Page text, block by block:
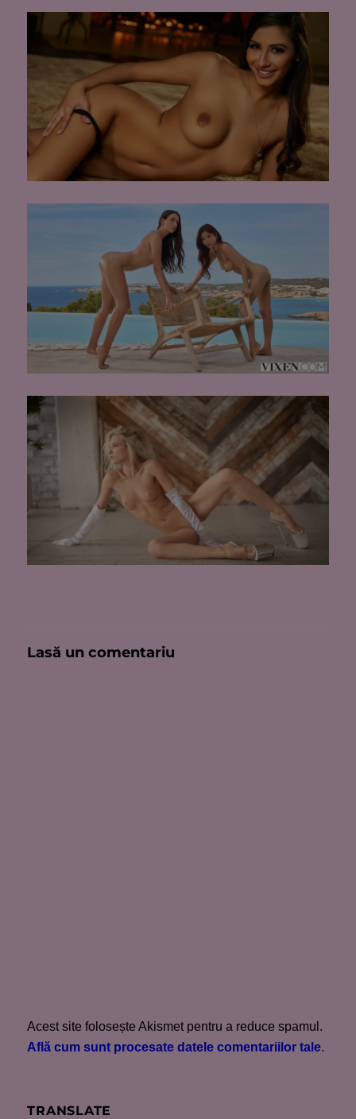
Lasă un comentariu
Acest site folosește Akismet pentru a reduce spamul.
Află cum sunt procesate datele comentariilor tale.
TRANSLATE